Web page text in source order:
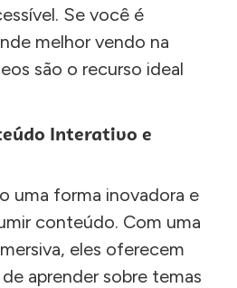
Se você é
melhor vendo na
são o recurso ideal
Interativo e
uma forma inovadora e
conteúdo. Com uma
eles oferecem
aprender sobre temas